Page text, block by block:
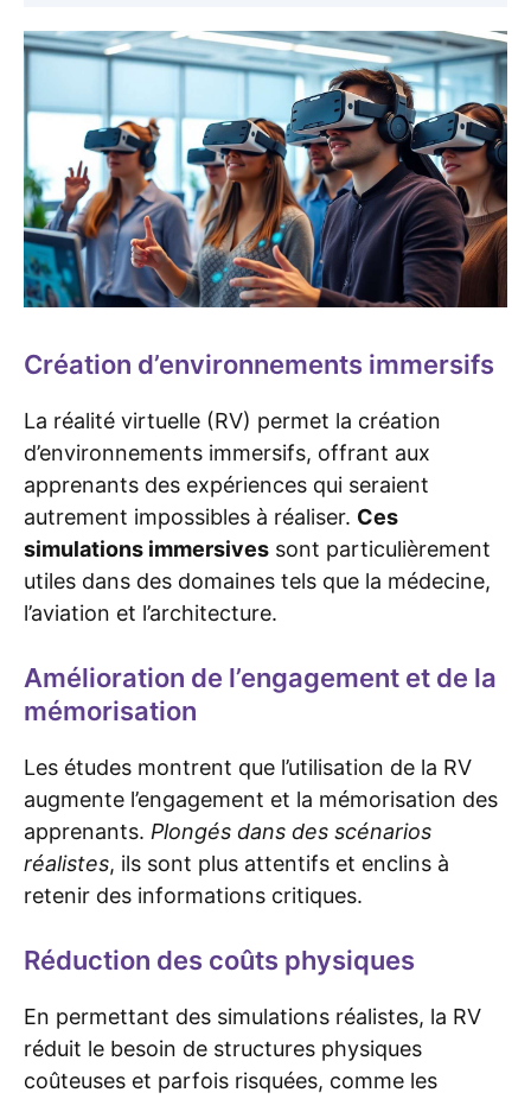
Création d’environnements immersifs
La réalité virtuelle (RV) permet la création
d’environnements immersifs, offrant aux
apprenants des expériences qui seraient
autrement impossibles à réaliser. Ces
simulations immersives sont particulièrement
utiles dans des domaines tels que la médecine,
l’aviation et l’architecture.
Amélioration de l’engagement et de la
mémorisation
Les études montrent que l’utilisation de la RV
augmente l’engagement et la mémorisation des
apprenants. Plongés dans des scénarios
réalistes, ils sont plus attentifs et enclins à
retenir des informations critiques.
Réduction des coûts physiques
En permettant des simulations réalistes, la RV
réduit le besoin de structures physiques
coûteuses et parfois risquées, comme les